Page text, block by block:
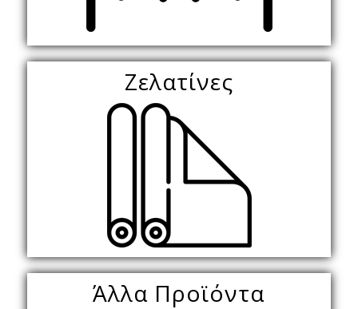
Ζελατίνες
Άλλα Προϊόντα